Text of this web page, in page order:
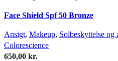
Face Shield Spf 50 Bronze
Ansigt, Makeup, Solbeskyttelse og
Colorescience
650,00 kr.